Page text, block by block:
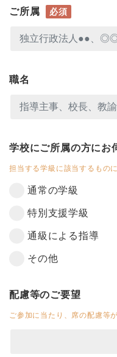
ご所属 必須
職名
学校にご所属の方にお
担当する学級に該当するもの
通常の学級
特別支援学級
通級による指導
その他
配慮等のご要望
ご参加に当たり、席の配慮等